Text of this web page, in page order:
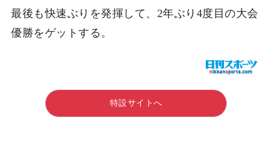
最後も快速ぶりを発揮して、2年ぶり4度目の大会
優勝をゲットする。
特設サイトへ